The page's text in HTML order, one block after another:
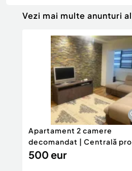
Vezi mai multe anunturi
Apartament 2 camere
decomandat | Centrală
60 mp |
500 eur